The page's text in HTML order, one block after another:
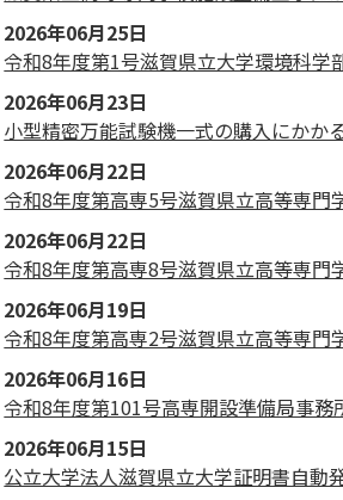
2026年06月25日
令和8年度第1号滋賀県立大学環境科
2026年06月23日
小型精密万能試験機一式の購入にかか
2026年06月22日
令和8年度第高専5号滋賀県立高等専
2026年06月22日
令和8年度第高専8号滋賀県立高等専
2026年06月19日
令和8年度第高専2号滋賀県立高等専
2026年06月16日
令和8年度第101号高専開設準備局事
2026年06月15日
公立大学法人滋賀県立大学証明書自動